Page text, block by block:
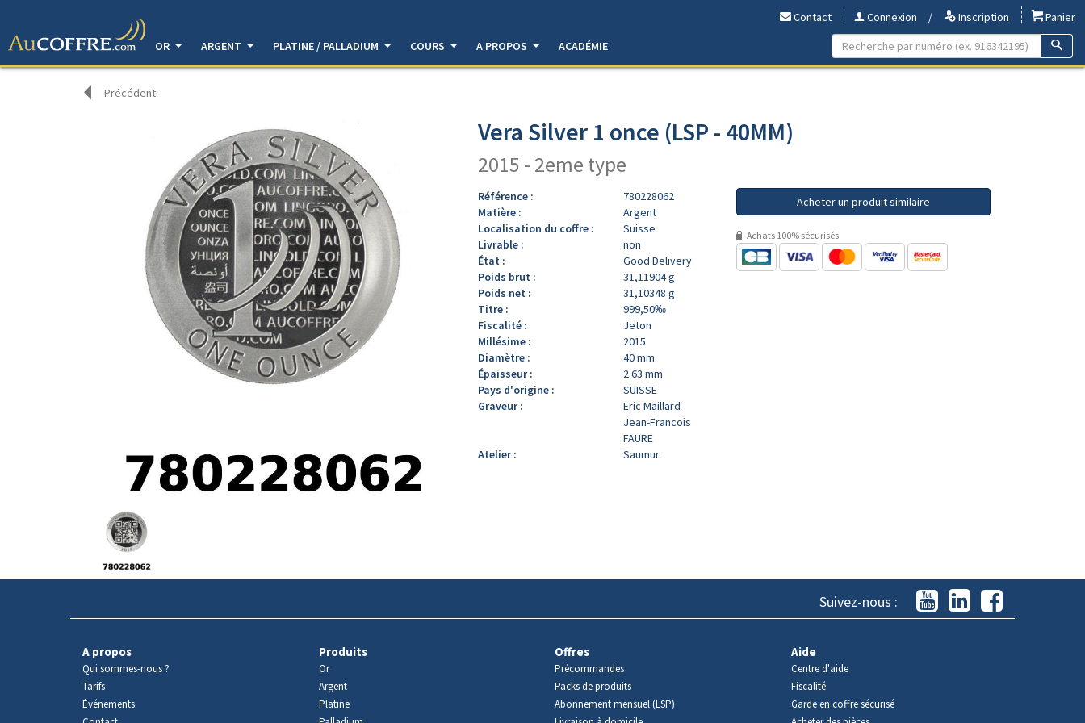
Contact Connexion / Inscription
Panier
OR
ARGENT PLATINE / PALLADIUM COURS A PROPOS ACADÉMIE
Précédent
produit
Vera Silver 1 once (LSP - 40MM)
2015 - 2eme type
Référence :
780228062
Matière :
Argent
Localisation du coffre :
Suisse
Livrable :
non
État :
Good Delivery
Poids brut :
31,11904 g
Poids net :
31,10348 g
Titre :
999,50‰
Fiscalité :
Jeton
Millésime :
2015
Diamètre :
40 mm
Épaisseur :
2.63 mm
Pays d'origine :
SUISSE
Graveur :
Eric Maillard
Jean-Francois
FAURE
Atelier :
Saumur
Acheter un produit similaire
Achats 100% sécurisés
Suivez-nous :
A propos
Qui sommes-nous ?
Tarifs
Événements
Produits
Or
Argent
Platine
Offres
Précommandes
Packs de produits
Abonnement mensuel (LSP)
Aide
Centre d'aide
Fiscalité
Garde en coffre sécurisé